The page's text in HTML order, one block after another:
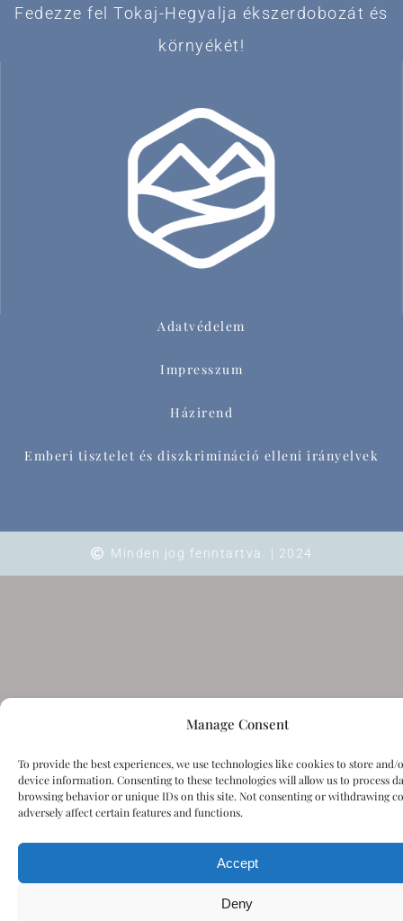
Manage Consent
To provide the best experiences, we use technologies like cookies to store and/
device information. Consenting to these technologies will allow us to process
browsing behavior or unique IDs on this site. Not consenting or withdrawing
adversely affect certain features and functions.
Accept
Deny
Fedezze fel Tokaj-Hegyalja ékszerdobozát és
környékét!
Adatvédelem
Impresszum
Házirend
Emberi tisztelet és diszkrimináció elleni irányelvek
Minden jog fenntartva. | 2024